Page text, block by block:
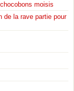
moisis
de la rave partie pour